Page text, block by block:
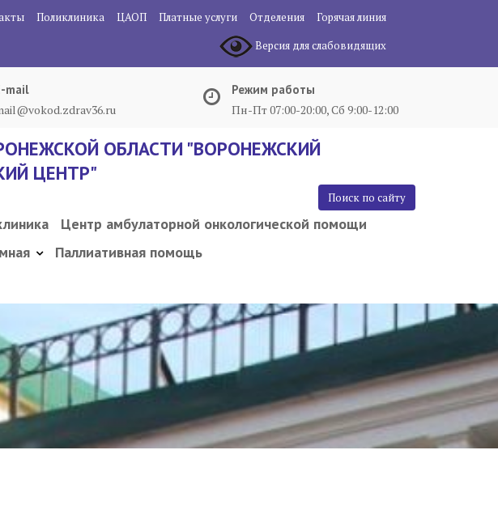
Поликлиника ЦАОП Платные услуги Отделения
Горячая линия
Версия для слабовидящих
mail
Режим работы
Пн-Пт 07:00-20:00, Сб 9:00-12:00
ОБЛАСТИ "ВОРОНЕЖСКИЙ
ЦЕНТР"
Поиск по сайту
Центр амбулаторной онкологической помощи
Паллиативная помощь